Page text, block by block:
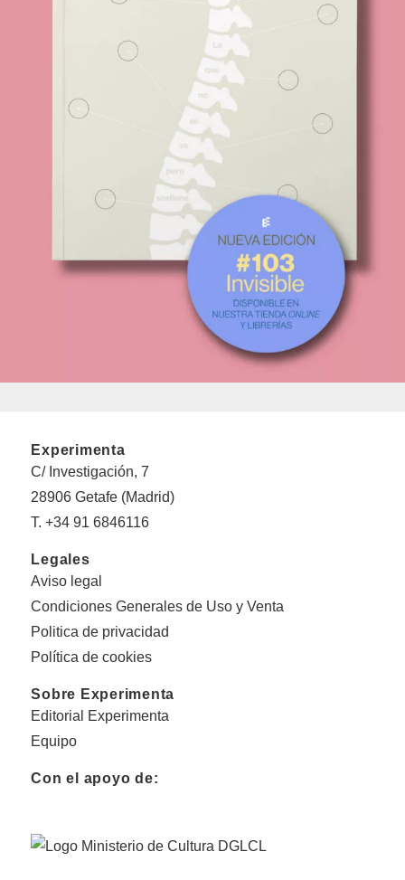
Experimenta
C/ Investigación, 7
28906 Getafe (Madrid)
T. +34 91 6846116
Legales
Aviso legal
Condiciones Generales de Uso y Venta
Politica de privacidad
Política de cookies
Sobre Experimenta
Editorial Experimenta
Equipo
Con el apoyo de: